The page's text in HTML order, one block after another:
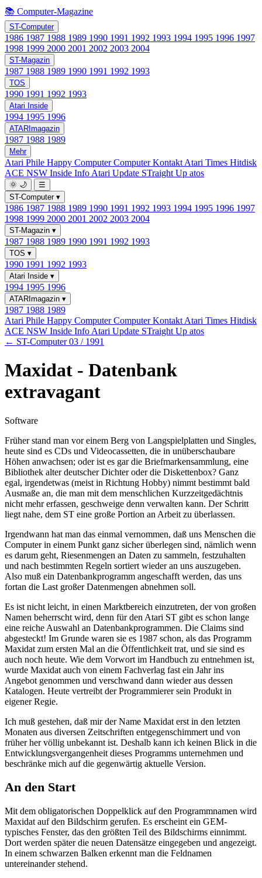
📚 Computer-Magazine
ST-Computer
1986 1987 1988 1989 1990 1991 1992 1993 1994 1995 1996 1997
1998 1999 2000 2001 2002 2003 2004
ST-Magazin
1987 1988 1989 1990 1991 1992 1993
TOS
1990 1991 1992 1993
Atari Inside
1994 1995 1996
ATARImagazin
1987 1988 1989
Mehr
Atari Phile Happy ComputerComputer Kontakt Atari Times Hitdisk
ACE NSW Inside Info Atari Update STraight Up atos
🌞 🌙
☰
ST-Computer ▾
1986 1987 1988 1989 1990 1991 1992 1993 1994 1995 1996 1997
1998 1999 2000 2001 2002 2003 2004
ST-Magazin ▾
1987 1988 1989 1990 1991 1992 1993
TOS ▾
1990 1991 1992 1993
Atari Inside ▾
1994 1995 1996
ATARImagazin ▾
1987 1988 1989
Atari Phile Happy ComputerComputer Kontakt Atari Times Hitdisk
ACE NSW Inside Info Atari Update STraight Up atos
← ST-Computer 03 / 1991
Maxidat - Datenbank
extravagant
Software
Früher stand man vor einem Berg von Langspielplatten und Singles,
heute sind es CDs und Videocassetten, die in unüberschaubare
Höhen anwachsen; oder ist es gar die Briefmarkensammlung, eine
Bibliothek alter deutscher Dichter oder die Diskettenbox? Ganz
egal, irgendetwas (meist in Richtung Hobby) nimmt bestimmt bald
Ausmaße an, die man mit dem menschlichen Kurzzeitgedächtnis
nicht mehr erfassen, geschweige denn verwalten kann. Der Schritt
liegt nahe, dem ST eine große Portion an Arbeit zu überlassen.
Irgendwann hat man das einmal vernommen, daß uns Menschen die
Computer in einem Punkt ganz sicher überlegen sind, nämlich wenn
es darum geht, Riesenmengen an Daten zu sammeln, festzuhalten
und nach bestimmten Regeln sortiert wieder an uns auszugeben.
Also muß ein Datenbankprogramm angeschafft werden, das uns
fortan die Last großer Datenmengen abnehmen soll.
Es ist nicht leicht, in einen Marktbereich einzutreten, der von großen
Namen beherrscht wird, denn für den Atari ST gibt es schon lange
eine reiche Auswahl an Datenbankprogrammen. Die Claims sind
abgesteckt! Im Grunde waren sie es 1987 schon, als das Programm
Maxidat zum ersten Mal an die Öffentlichkeit trat, und sie sind es
auch noch heute. Wie dem Vorwort im Handbuch zu entnehmen ist,
wurde Maxidat auch von einem Fachverlag fast ein Jahr ins
Angebot genommen und verschwand dann wieder aus dessen
Katalogen. Heute vertreibt der Programmierer sein Produkt in
eigener Regie.
Ich muß gestehen, daß mir der Name Maxidat erst in den letzten
Monaten aus diversen Zeitschriften entgegenschimmert und von
früher her völlig unbekannt ist. Deshalb kann ich keinen Blick in die
Entwicklungsvergangenheit dieses Programms unternehmen und
beschränke mich auf die gegenwärtig aktuelle Version.
An den Start
Mit dem obligatorischen Doppelklick auf den Programmnamen wird
Maxidat auf den Bildschirm gerufen. Es erscheint ein GEM-
typisches Fenster, das den größten Teil des Bildschirms einnimmt.
Dort werden später die neuen Datensätze eingegeben und angezeigt.
In einem schwarzen Balken erkennt man die Feldnamen
untereinander stehend.